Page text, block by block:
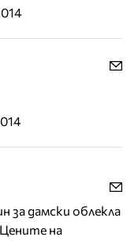
за дамски облекла
на